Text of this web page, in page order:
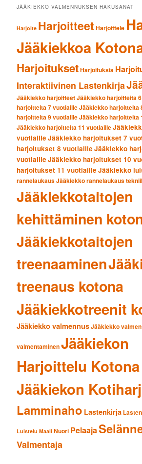
JÄÄKIEKKO VALMENNUKSEN HAKUSANAT
Harjoite Harjoitteet Harjoittele
Jääkiekkoa
HarjoituksetHarjoituksia
Interaktiivinen Lastenkirja
Jääkiekko harjoitteetJääkiekko harjoitteita
harjoitteita 7 vuotiailleJääkiekko harjoitteita
harjoitteita 9 vuotiailleJääkiekko harjoitteita
Jääkiekko harjoitteita 11 vuotiaille
vuotiaille Jääkiekko harjoitukset 7
harjoitukset 8 vuotiaille Jääkiekko
vuotiaille Jääkiekko harjoitukset 10
harjoitukset 11 vuotiaille Jääkiekko
rannelaukausJääkiekko rannelaukaus
Jääkiekkotaitojen
kehittäminen
Jääkiekkotaitojen
treenaaminen
treenaus kotona
Jääkiekkotreenit
Jääkiekko valmennusJääkiekko
valmentaminenJääkiekon
Harjoittelu Kotona
Jääkiekon
Lamminaho Lastenkirja
Luistelu Maali Nuori Pelaaja
Valmentaja